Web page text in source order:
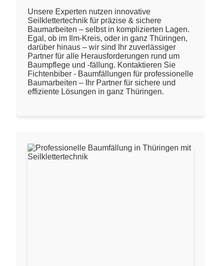
Unsere Experten nutzen innovative
Seilklettertechnik für präzise & sichere
Baumarbeiten – selbst in komplizierten Lagen.
Egal, ob im Ilm-Kreis, oder in ganz Thüringen,
darüber hinaus – wir sind Ihr zuverlässiger
Partner für alle Herausforderungen rund um
Baumpflege und -fällung. Kontaktieren Sie
Fichtenbiber - Baumfällungen für professionelle
Baumarbeiten – Ihr Partner für sichere und
effiziente Lösungen in ganz Thüringen.